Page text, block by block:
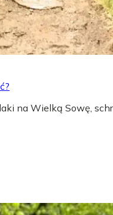
na Wielką Sowę,